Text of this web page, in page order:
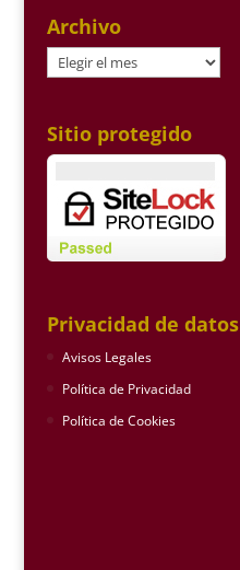
Archivo
Archivo
Sitio protegido
Privacidad de datos
Avisos Legales
Política de Privacidad
Política de Cookies